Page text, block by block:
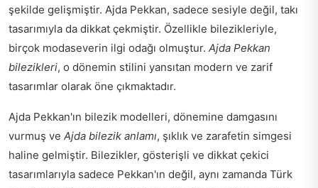
şekilde gelişmiştir. Ajda Pekkan, sadece sesiyle değil, takı
tasarımıyla da dikkat çekmiştir. Özellikle bilezikleriyle,
birçok modaseverin ilgi odağı olmuştur. Ajda Pekkan
bilezikleri, o dönemin stilini yansıtan modern ve zarif
tasarımlar olarak öne çıkmaktadır.
Ajda Pekkan'ın bilezik modelleri, dönemine damgasını
vurmuş ve Ajda bilezik anlamı, şıklık ve zarafetin simgesi
haline gelmiştir. Bilezikler, gösterişli ve dikkat çekici
tasarımlarıyla sadece Pekkan'ın değil, aynı zamanda Türk